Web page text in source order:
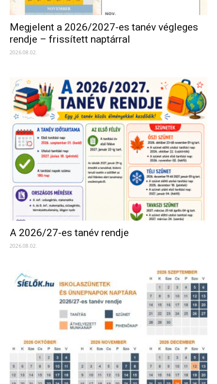
Megjelent a 2026/2027-es tanév végleges
rendje – frissített naptárral
2026.08.02.
A 2026/27-es tanév rendje
2026.08.02.